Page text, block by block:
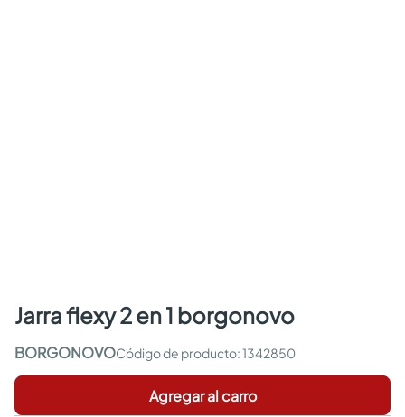
jarra flexy 2 en 1 borgonovo
BORGONOVO :1342850
Agregar al carro